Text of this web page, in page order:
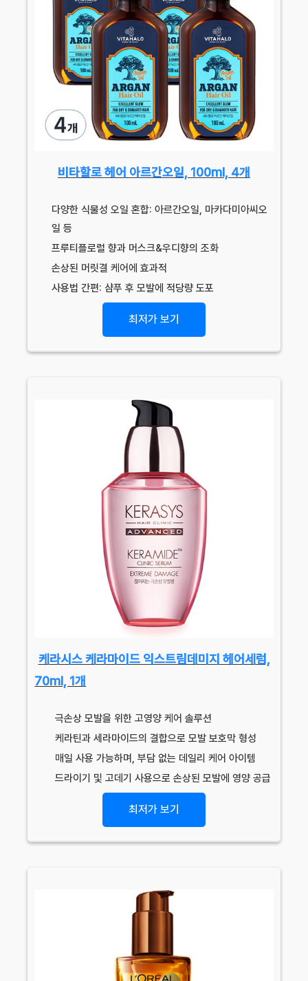
비타할로 헤어 아르간오일, 100ml, 4개
다양한 식물성 오일 혼합: 아르간오일, 마카다미아씨오
일 등
프루티플로럴 향과 머스크&우디향의 조화
손상된 머릿결 케어에 효과적
사용법 간편: 샴푸 후 모발에 적당량 도포
최저가 보기
케라시스 케라마이드 익스트림데미지 헤어세럼,
70ml, 1개
극손상 모발을 위한 고영양 케어 솔루션
케라틴과 세라마이드의 결합으로 모발 보호막 형성
매일 사용 가능하며, 부담 없는 데일리 케어 아이템
드라이기 및 고데기 사용으로 손상된 모발에 영양 공급
최저가 보기